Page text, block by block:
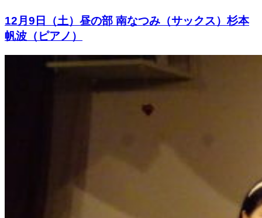
12月9日（土）昼の部 南なつみ（サックス）杉本
帆波（ピアノ）